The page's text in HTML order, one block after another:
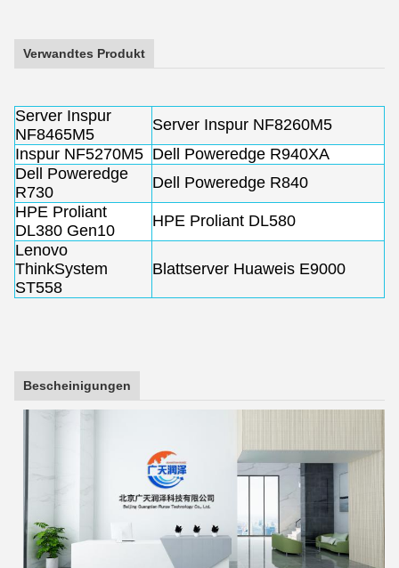
Verwandtes Produkt
Server Inspur
NF8465M5
Server Inspur NF8260M5
Inspur NF5270M5 Dell Poweredge R940XA
Dell Poweredge
R730
Dell Poweredge R840
HPE Proliant
DL380 Gen10
HPE Proliant DL580
Lenovo
ThinkSystem
ST558
Blattserver Huaweis E9000
Bescheinigungen